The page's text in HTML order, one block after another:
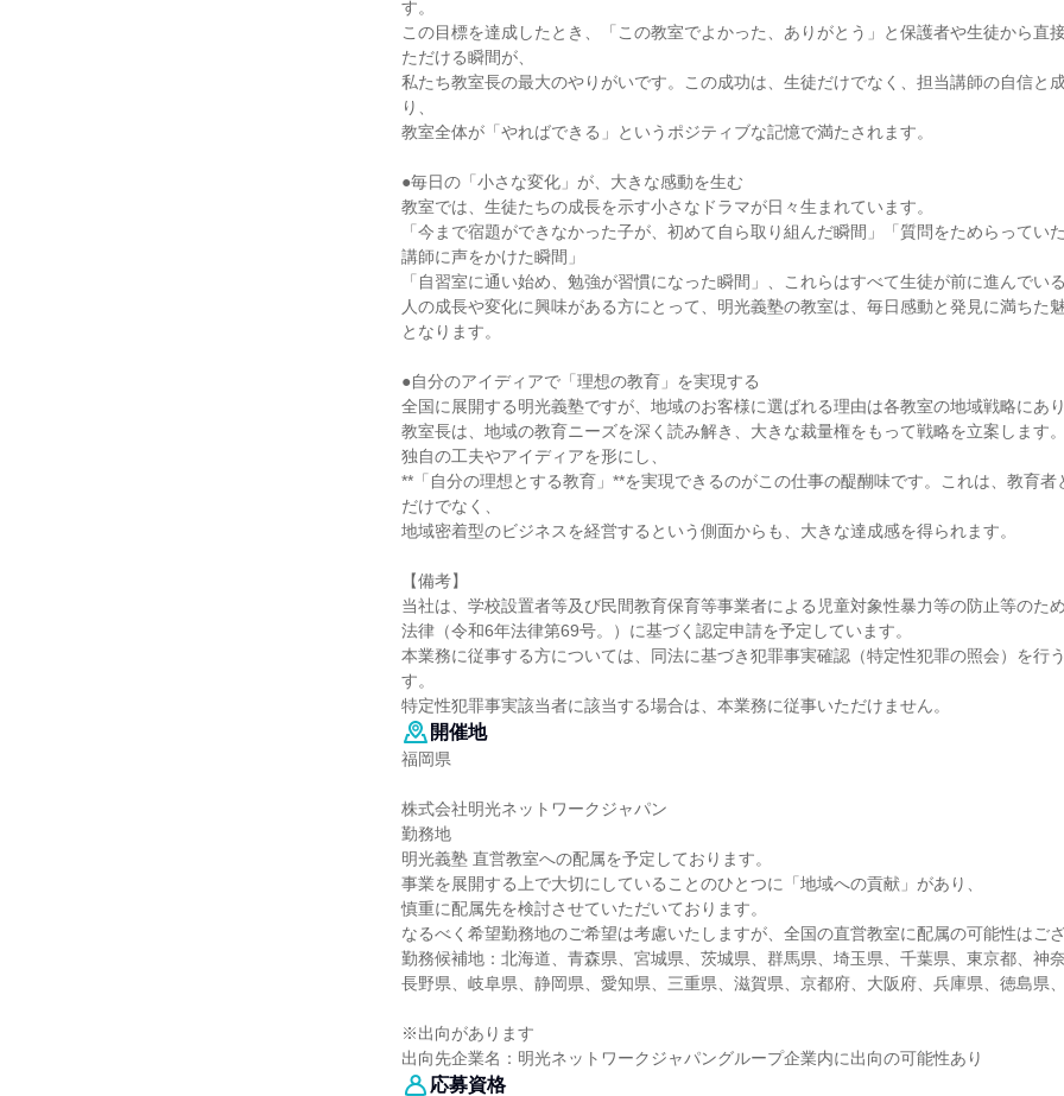
す。
この目標を達成したとき、「この教室でよかった、ありがとう」と保護者や生徒から直
ただける瞬間が、
私たち教室長の最大のやりがいです。この成功は、生徒だけでなく、担当講師の自信と
り、
教室全体が「やればできる」というポジティブな記憶で満たされます。
●毎日の「小さな変化」が、大きな感動を生む
教室では、生徒たちの成長を示す小さなドラマが日々生まれています。
「今まで宿題ができなかった子が、初めて自ら取り組んだ瞬間」「質問をためらってい
講師に声をかけた瞬間」
「自習室に通い始め、勉強が習慣になった瞬間」、これらはすべて生徒が前に進んでい
人の成長や変化に興味がある方にとって、明光義塾の教室は、毎日感動と発見に満ちた
となります。
●自分のアイディアで「理想の教育」を実現する
全国に展開する明光義塾ですが、地域のお客様に選ばれる理由は各教室の地域戦略にあり
教室長は、地域の教育ニーズを深く読み解き、大きな裁量権をもって戦略を立案します。
独自の工夫やアイディアを形にし、
**「自分の理想とする教育」**を実現できるのがこの仕事の醍醐味です。これは、教育者
だけでなく、
地域密着型のビジネスを経営するという側面からも、大きな達成感を得られます。
【備考】
当社は、学校設置者等及び民間教育保育等事業者による児童対象性暴力等の防止等のた
法律（令和6年法律第69号。）に基づく認定申請を予定しています。
本業務に従事する方については、同法に基づき犯罪事実確認（特定性犯罪の照会）を行
す。
特定性犯罪事実該当者に該当する場合は、本業務に従事いただけません。
開催地
福岡県
株式会社明光ネットワークジャパン
勤務地
明光義塾 直営教室への配属を予定しております。
事業を展開する上で大切にしていることのひとつに「地域への貢献」があり、
慎重に配属先を検討させていただいております。
なるべく希望勤務地のご希望は考慮いたしますが、全国の直営教室に配属の可能性はござ
勤務候補地：北海道、青森県、宮城県、茨城県、群馬県、埼玉県、千葉県、東京都、神奈
長野県、岐阜県、静岡県、愛知県、三重県、滋賀県、京都府、大阪府、兵庫県、徳島県
※出向があります
出向先企業名：明光ネットワークジャパングループ企業内に出向の可能性あり
応募資格